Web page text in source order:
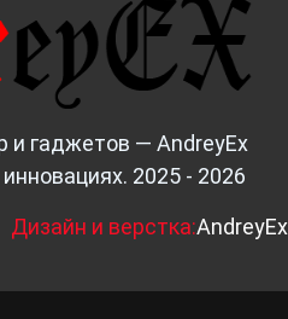
и гаджетов — AndreyEx
2025 - 2026
Дизайн и верстка:AndreyEx